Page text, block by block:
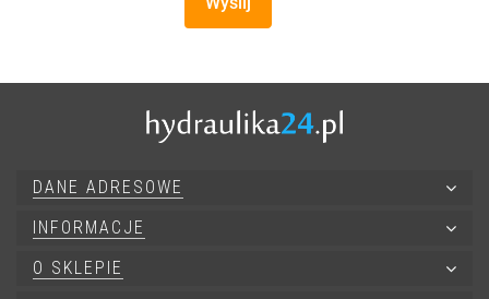
DANE ADRESOWE
INFORMACJE
O SKLEPIE